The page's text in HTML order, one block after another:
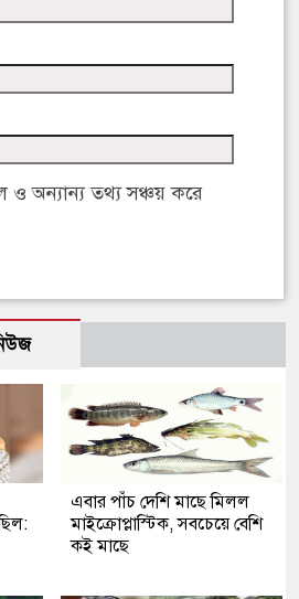
অন্যান্য তথ্য সঞ্চয় করে
এবার পাঁচ দেশি মাছে মিলল
মাইক্রোপ্লাস্টিক, সবচেয়ে বেশি
কই মাছে